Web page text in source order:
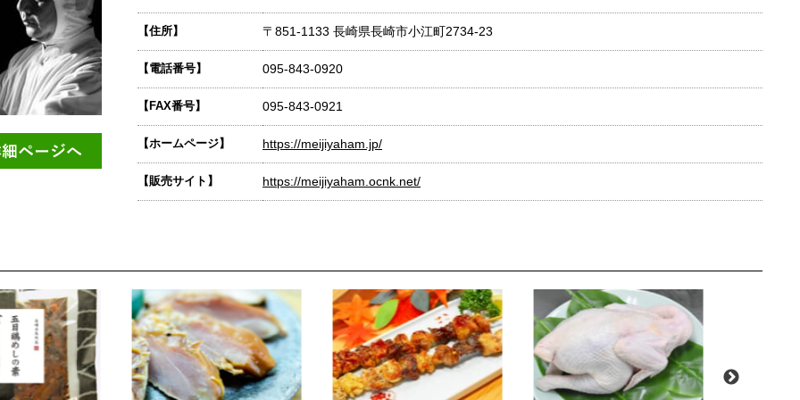
【住所】 〒851-1133 長崎県長崎市小江町2734-23
【電話番号】 095-843-0920
【FAX番号】 095-843-0921
【ホームページ】 https://meijiyaham.jp/
【販売サイト】 https://meijiyaham.ocnk.net/